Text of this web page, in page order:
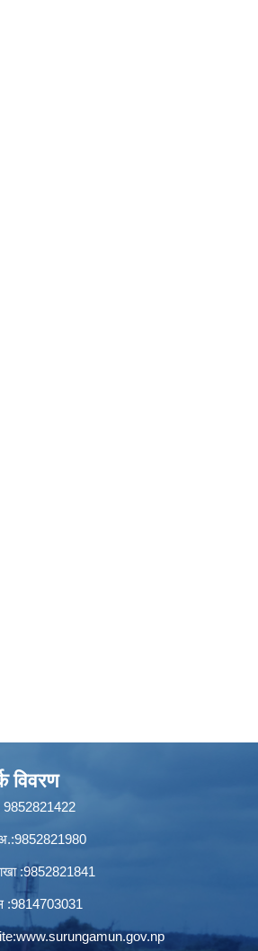
विवरण
9852821422
:9852821841
:9814703031
www.surungamun.gov.np